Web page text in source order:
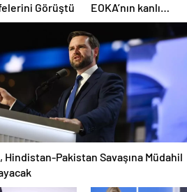
Görüştü
EOKA’nın kanlı
mirasına sahip çıkıp
Girne’yi hedef
gösterdi
Hindistan-Pakistan Savaşına Müdahil